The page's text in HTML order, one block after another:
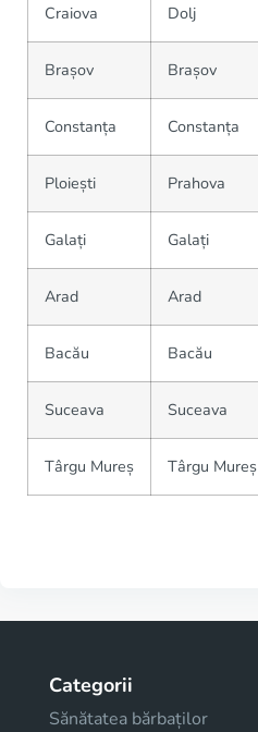
Craiova Dolj
Brașov Brașov
Constanța Constanța
Ploiești Prahova
Galați Galați
Arad Arad
Bacău Bacău
Suceava Suceava
Târgu Mureș Târgu Mureș
Categorii
Sănătatea bărbaților